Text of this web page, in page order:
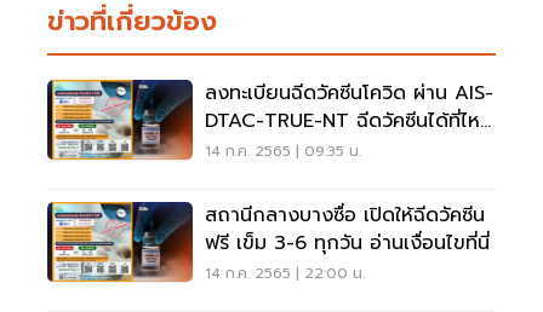
ข่าวที่เกี่ยวข้อง
ลงทะเบียนฉีดวัคซีนโควิด ผ่าน AIS-
DTAC-TRUE-NT ฉีดวัคซีนได้ที่ไหน
ดูที่นี่
14 ก.ค. 2565 | 09:35 น.
สถานีกลางบางซื่อ เปิดให้ฉีดวัคซีน
ฟรี เข็ม 3-6 ทุกวัน อ่านเงื่อนไขที่นี่
14 ก.ค. 2565 | 22:00 น.